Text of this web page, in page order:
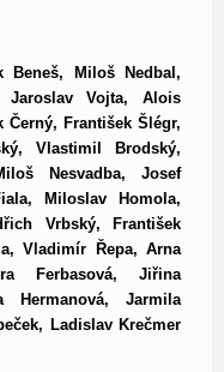
Beneš, Miloš Nedbal,
Jaroslav Vojta, Alois
Černý, František Šlégr,
Vlastimil Brodský,
Nesvadba, Josef
Miloslav Homola,
Vrbský, František
Vladimír Řepa, Arna
Ferbasová, Jiřina
Hermanová, Jarmila
Ladislav Krečmer